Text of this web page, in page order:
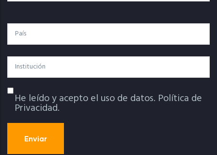
País
Institución
Política De Privacidad
He leído y acepto el uso de datos. Política de
Privacidad.